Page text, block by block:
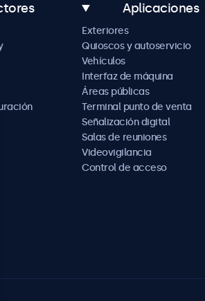
Aplicaciones
Exteriores
Quioscos y autoservicio
Vehículos
Interfaz de máquina
Áreas públicas
Terminal punto de venta
Señalización digital
Salas de reuniones
Videovigilancia
Control de acceso